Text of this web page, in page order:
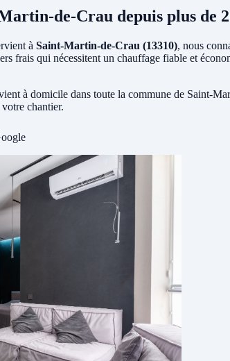
de-Crau depuis plus de
à Saint-Martin-de-Crau (13310), nous
frais qui nécessitent un chauffage fiable et
à domicile dans toute la commune de Saint-
chantier.